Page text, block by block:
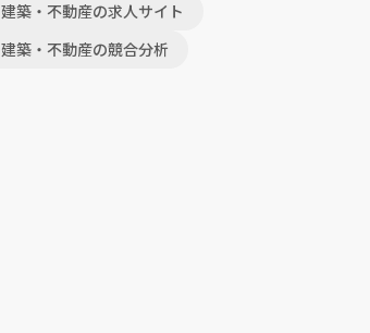
建築・不動産の求人サイト
建築・不動産の競合分析